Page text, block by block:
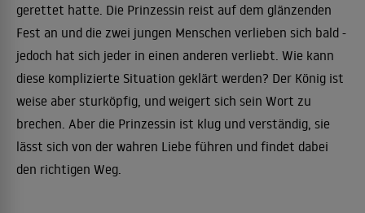
gerettet hatte. Die Prinzessin reist auf dem glänzenden
Fest an und die zwei jungen Menschen verlieben sich bald -
jedoch hat sich jeder in einen anderen verliebt. Wie kann
diese komplizierte Situation geklärt werden? Der König ist
weise aber sturköpfig, und weigert sich sein Wort zu
brechen. Aber die Prinzessin ist klug und verständig, sie
lässt sich von der wahren Liebe führen und findet dabei
den richtigen Weg.